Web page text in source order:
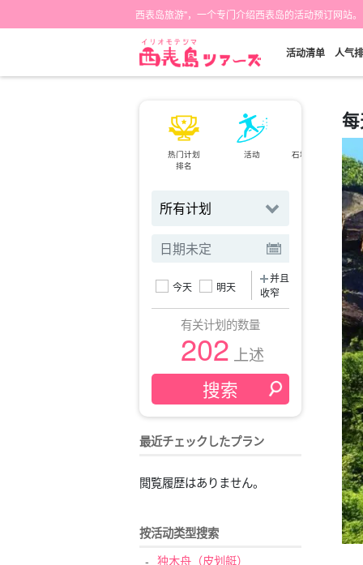
西表岛旅游"，一个专门介绍西表岛的活动预订网站。
活动清单 人气
热门计划
排名
活动
石垣岛⇄西表岛
今天 明天
并且
收窄
有关计划的数量
202 上述
最近チェックしたプラン
閲覧履歴はありません。
按活动类型搜索
独木舟（皮划艇）